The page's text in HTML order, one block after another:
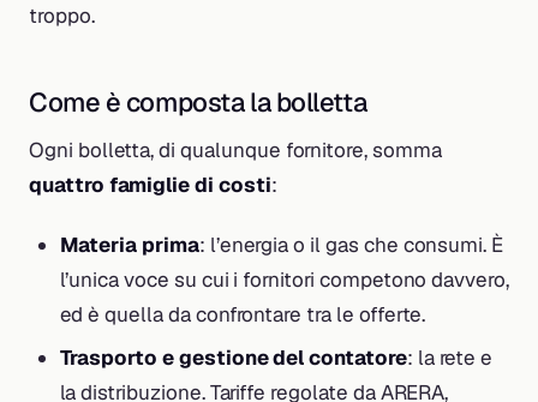
troppo.
Come è composta la bolletta
Ogni bolletta, di qualunque fornitore, somma
quattro famiglie di costi:
Materia prima: l’energia o il gas che consumi. È
l’unica voce su cui i fornitori competono davvero,
ed è quella da confrontare tra le offerte.
Trasporto e gestione del contatore: la rete e
la distribuzione. Tariffe regolate da ARERA,